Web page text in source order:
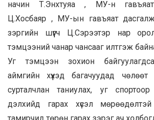
начин Т.Энхтуяа , МУ-н гавъяат
Ц.Хосбаяр , МУ-ын гавъяат
зэргийн шүүгч Ц.Сэрээтэр нар
тэмцээний чанар чансааг илтгэж
Уг тэмцээн зохион
аймгийн хүүхэд багачуудад
сурталчлан таниулах, уг
дэлхийд гарах хүсэл